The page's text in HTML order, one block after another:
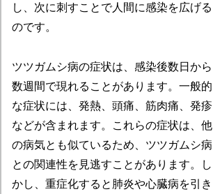
し、次に刺すことで人間に感染を広げる
のです。
ツツガムシ病の症状は、感染後数日から
数週間で現れることがあります。一般的
な症状には、発熱、頭痛、筋肉痛、発疹
などが含まれます。これらの症状は、他
の病気とも似ているため、ツツガムシ病
との関連性を見逃すことがあります。し
かし、重症化すると肺炎や心臓病を引き